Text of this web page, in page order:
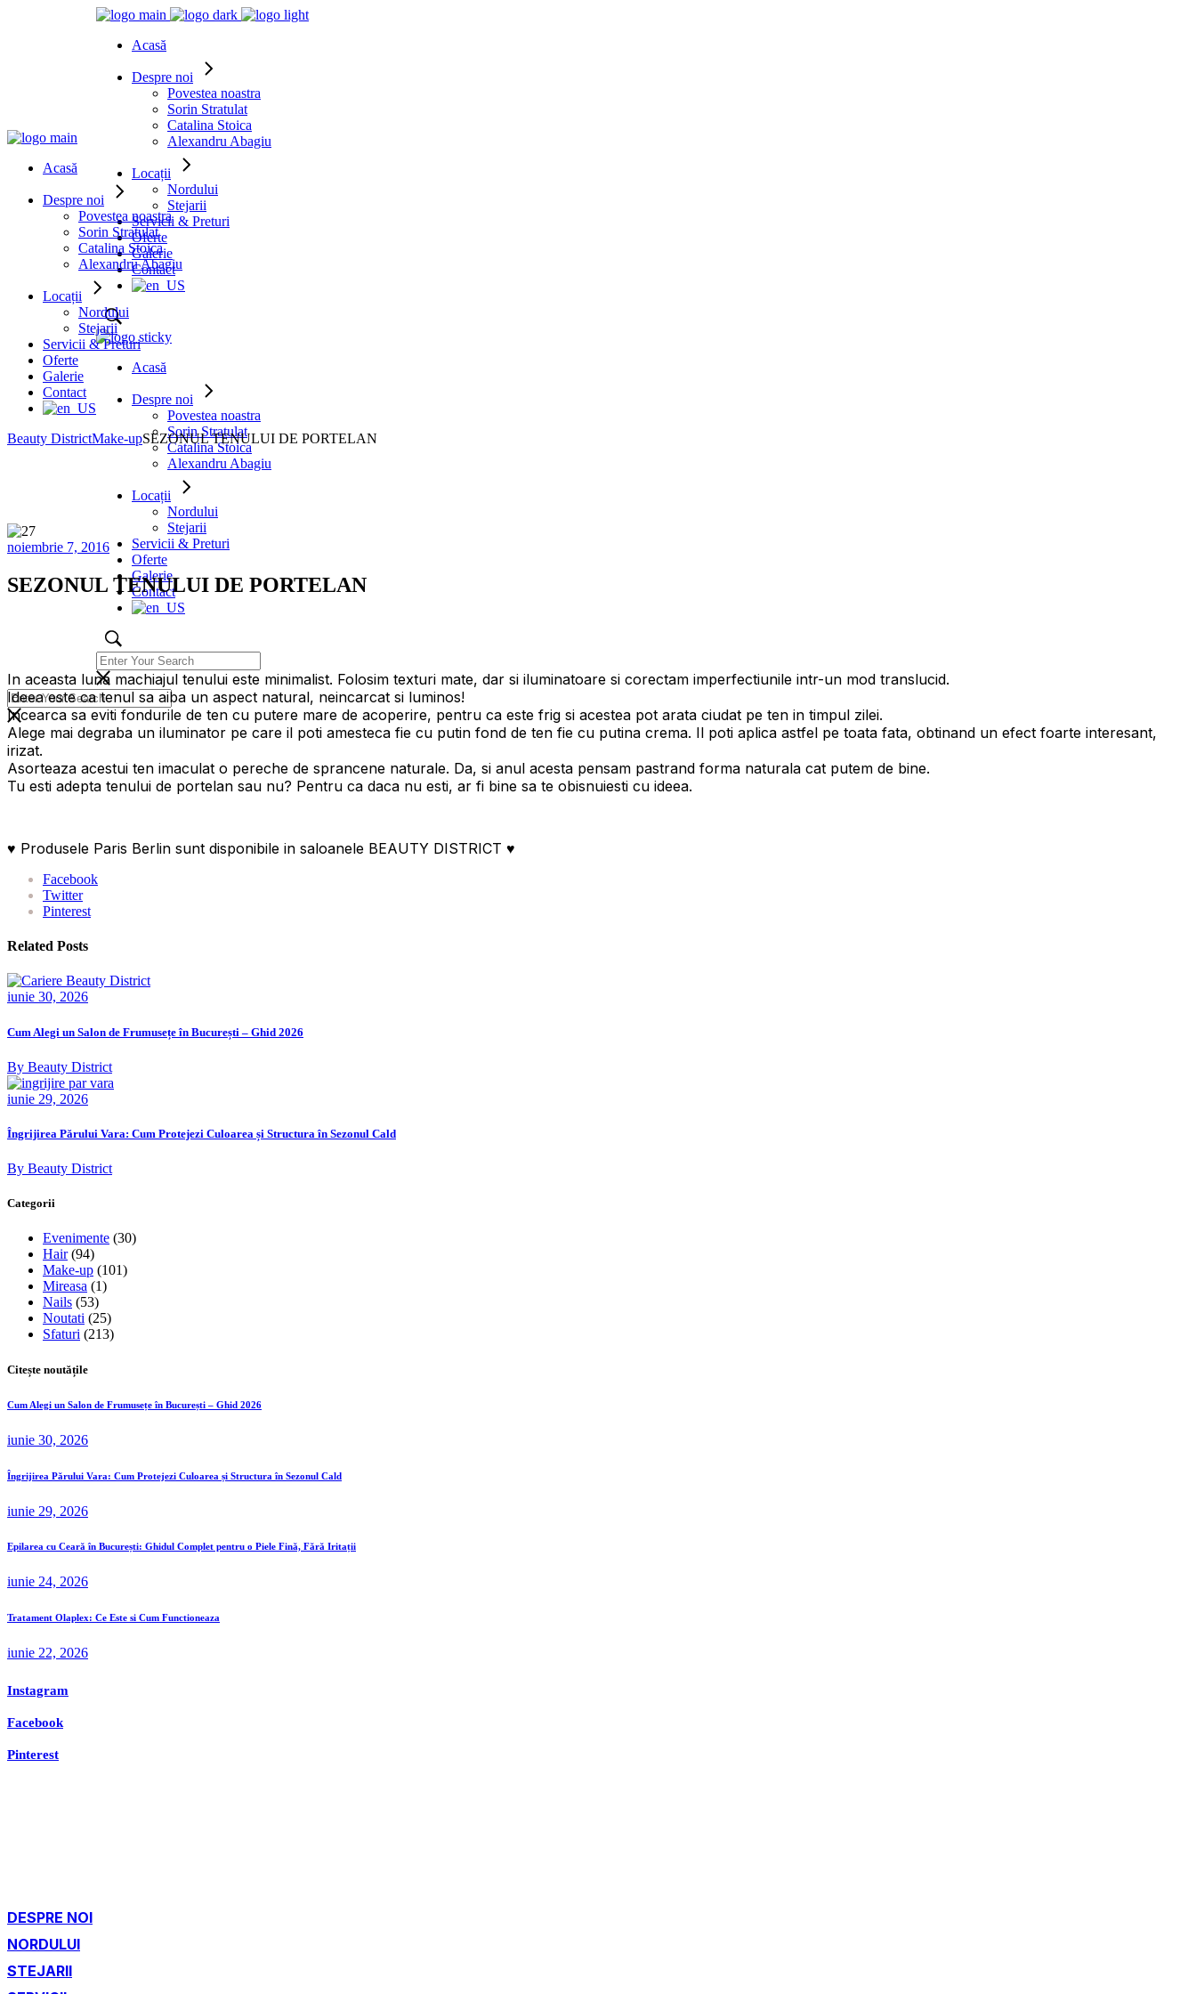
Acasă
Despre noi
Povestea noastra
Sorin Stratulat
Catalina Stoica
Alexandru Abagiu
Locații
Nordului
Stejarii
Servicii & Preturi
Oferte
Galerie
Contact
Acasă
Despre noi
Povestea noastra
Sorin Stratulat
Catalina Stoica
Alexandru Abagiu
Locații
Nordului
Stejarii
Servicii & Preturi
Oferte
Galerie
Contact
Acasă
Despre noi
Povestea noastra
Sorin Stratulat
Catalina Stoica
Alexandru Abagiu
Locații
Nordului
Stejarii
Servicii & Preturi
Oferte
Galerie
Contact
Beauty DistrictMake-upSEZONUL TENULUI DE PORTELAN
noiembrie 7, 2016
SEZONUL TENULUI DE PORTELAN
In aceasta luna machiajul tenului este minimalist. Folosim texturi mate, dar si iluminatoare si corectam imperfectiunile intr-un mod translucid.
Ideea este ca tenul sa aiba un aspect natural, neincarcat si luminos!
Incearca sa eviti fondurile de ten cu putere mare de acoperire, pentru ca este frig si acestea pot arata ciudat pe ten in timpul zilei.
Alege mai degraba un iluminator pe care il poti amesteca fie cu putin fond de ten fie cu putina crema. Il poti aplica astfel pe toata fata, obtinand un efect foarte interesant,
irizat.
Asorteaza acestui ten imaculat o pereche de sprancene naturale. Da, si anul acesta pensam pastrand forma naturala cat putem de bine.
Tu esti adepta tenului de portelan sau nu? Pentru ca daca nu esti, ar fi bine sa te obisnuiesti cu ideea.
♥ Produsele Paris Berlin sunt disponibile in saloanele BEAUTY DISTRICT ♥
Facebook
Twitter
Pinterest
Related Posts
iunie 30, 2026
Cum Alegi un Salon de Frumusețe în București – Ghid 2026
By Beauty District
iunie 29, 2026
Îngrijirea Părului Vara: Cum Protejezi Culoarea și Structura în Sezonul Cald
By Beauty District
Categorii
Evenimente (30)
Hair(94)
Make-up (101)
Mireasa (1)
Nails (53)
Noutati (25)
Sfaturi (213)
Citește noutățile
Cum Alegi un Salon de Frumusețe în București – Ghid 2026
iunie 30, 2026
Îngrijirea Părului Vara: Cum Protejezi Culoarea și Structura în Sezonul Cald
iunie 29, 2026
Epilarea cu Ceară în București: Ghidul Complet pentru o Piele Fină, Fără Iritații
iunie 24, 2026
Tratament Olaplex: Ce Este si Cum Functioneaza
iunie 22, 2026
Instagram
Facebook
Pinterest
DESPRE NOI
NORDULUI
STEJARII